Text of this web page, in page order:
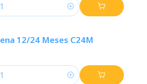
12/24 Meses C24M